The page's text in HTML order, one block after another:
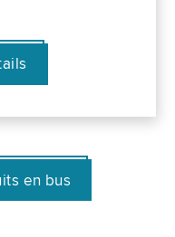
en bus